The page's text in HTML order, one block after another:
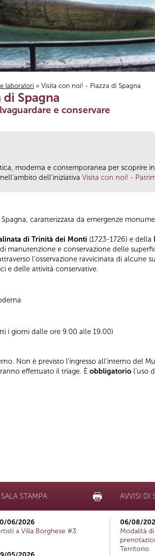
laboratori » Visita con noi! - Piazza di Spagna
Spagna
e conservare
moderna e contemporanea per scoprire
dell'iniziativa Visita con noi! -
caratterizzata da emergenze
di Trinità dei Monti (1723-1726) e della
manutenzione e conservazione delle
l’osservazione ravvicinata di alcune
e delle attività conservative.
i giorni dalle ore 9.00 alle 19.00)
Non è previsto l’ingresso all’interno del
effettuato il triage. È obbligatorio l’uso
SALA STAMPA
06/2026
a Villa Borghese #3
AVVISI DI
06/08/
Modalità
Territorio